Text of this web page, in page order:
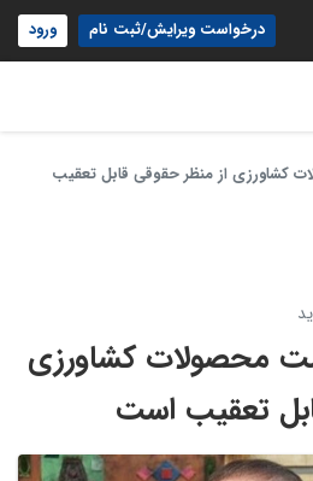
درخواست ویرایش/ثبت نام ورود
کشاورزی از منظر حقوقی قابل تعقیب
محصولات کشاورزی
تعقیب است